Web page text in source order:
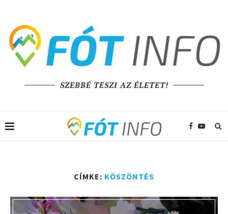
SZEBBÉ TESZI AZ ÉLETET!
CÍMKE: KÖSZÖNTÉS